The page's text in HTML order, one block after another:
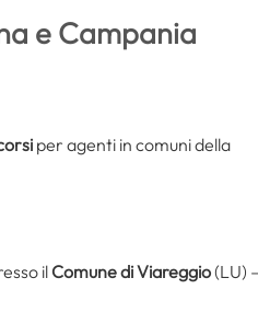
e Campania
per agenti in comuni della
ilComune di Viareggio(LU) –